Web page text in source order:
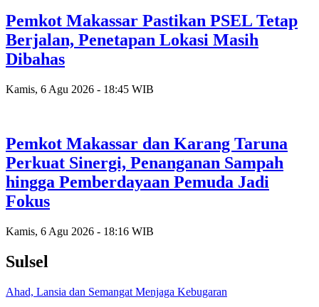
Pemkot Makassar Pastikan PSEL Tetap
Berjalan, Penetapan Lokasi Masih
Dibahas
Kamis, 6 Agu 2026 - 18:45 WIB
Pemkot Makassar dan Karang Taruna
Perkuat Sinergi, Penanganan Sampah
hingga Pemberdayaan Pemuda Jadi
Fokus
Kamis, 6 Agu 2026 - 18:16 WIB
Sulsel
Ahad, Lansia dan Semangat Menjaga Kebugaran